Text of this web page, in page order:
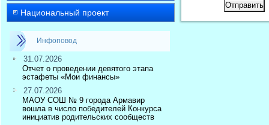
Национальный проект
Инфоповод
31.07.2026
Отчет о проведении девятого этапа
эстафеты «Мои финансы»
27.07.2026
МАОУ СОШ № 9 города Армавир
вошла в число победителей Конкурса
инициатив родительских сообществ
Отправить